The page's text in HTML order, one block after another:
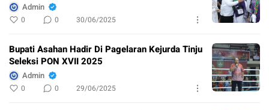
Admin
0 0 30/06/2025
Bupati Asahan Hadir Di Pagelaran Kejurda Tinju
Seleksi PON XVII 2025
Admin
0 0 29/06/2025